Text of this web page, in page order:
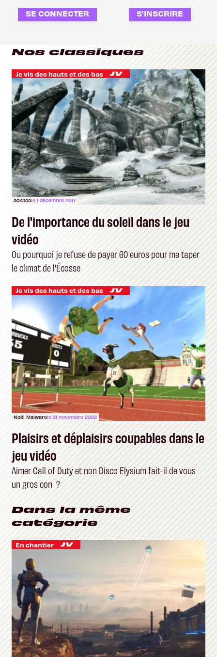
SE CONNECTER S'INSCRIRE
Nos classiques
Je vis des hauts et des bas
ackboole 1 décembre 2017
De l'importance du soleil dans le jeu
vidéo
Ou pourquoi je refuse de payer 60 euros pour me taper
le climat de l'Écosse
Je vis des hauts et des bas
Noël Malwarele 21 novembre 2022
Plaisirs et déplaisirs coupables dans le
jeu vidéo
Aimer Call of Duty et non Disco Elysium fait-il de vous
un gros con ?
Dans la même
catégorie
En chantier